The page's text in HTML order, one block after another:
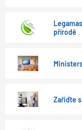
přírodě
Zařiďte